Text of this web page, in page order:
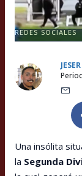
REDES SOCIALES
Una insólita
la Segunda